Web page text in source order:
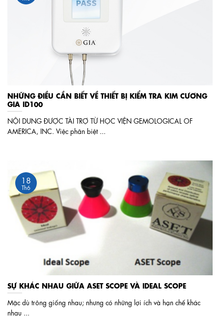
NHỮNG ĐIỀU CẦN BIẾT VỀ THIẾT BỊ KIỂM TRA KIM CƯƠNG
GIA ID100
NỘI DUNG ĐƯỢC TÀI TRỢ TỪ HỌC VIỆN GEMOLOGICAL OF
AMERICA, INC. Việc phân biệt ...
SỰ KHÁC NHAU GIỮA ASET SCOPE VÀ IDEAL SCOPE
Mặc dù trông giống nhau; nhưng có những lợi ích và hạn chế khác
nhau ...
18
Th6